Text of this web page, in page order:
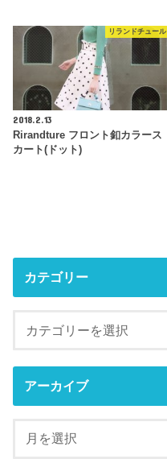
リランドチュール
2018.2.13
Rirandture フロント釦カラース
カート(ドット)
カテゴリー
アーカイブ